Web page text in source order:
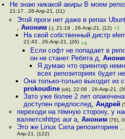
Не знаю никакой акиры В моем
21:17 , 26-Апр-21, (11)
Этой проги нет даже в репах
, Аноним (-), 21:19 , 26-Апр-21, (12) +1
На свой собственный дистр
21:43 , 26-Апр-21, (26) +4
Если софт не попадает в
он не станет Ребята д,
Я думаю что ориентир
всех репозиториях будет не
Она только-только выходит из
prokoudine(ok), 22:08 , 26-Апр-21,
Зато уже более 2 лет
доступен предпослед, Андрей
переходи на тёмную сторону, у
валяетсяhttps aur a, Аноним (76),
Это же Linux Сила репозиториев ,
Апр-21, (122)